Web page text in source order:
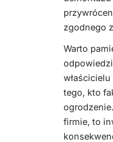
zgodnego
Warto
tego, kto
firmie, to